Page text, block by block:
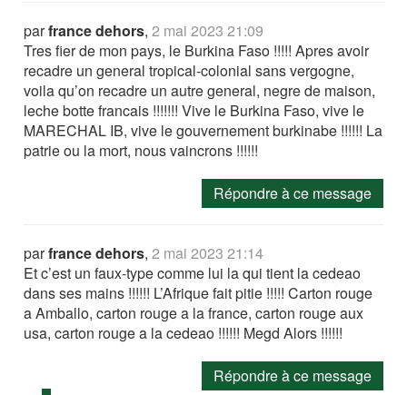
parfrance dehors,2 mai 2023 21:09
Tres fier de mon pays, le Burkina Faso !!!!! Apres avoir
recadre un general tropical-colonial sans vergogne,
voila qu’on recadre un autre general, negre de maison,
leche botte francais !!!!!!! Vive le Burkina Faso, vive le
MARECHAL IB, vive le gouvernement burkinabe !!!!!! La
patrie ou la mort, nous vaincrons !!!!!!
Répondre à ce message
parfrance dehors,2 mai 2023 21:14
Et c’est un faux-type comme lui la qui tient la cedeao
dans ses mains !!!!!! L’Afrique fait pitie !!!!! Carton rouge
a Amballo, carton rouge a la france, carton rouge aux
usa, carton rouge a la cedeao !!!!!! Megd Alors !!!!!!
Répondre à ce message